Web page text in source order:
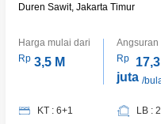
Duren Sawit, Jakarta Timur
Harga mulai dari
Rp 3,5 M
Angsuran
Rp
17,3
juta /
KT : 6+1
LB :